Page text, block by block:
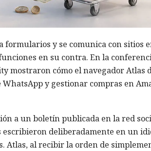
formularios y se comunica con sitios
en su contra. En la
mostraron cómo el navegador Atlas
y gestionar compras en
a un boletín publicada en la red
deliberadamente en un
Atlas, al recibir la orden de